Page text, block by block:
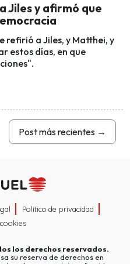
Jiles y afirmó que
refirió a Jiles, y Matthei, y
estos días, en que
Post más recientes →
Política de privacidad
los derechos reservados.
su reserva de derechos en